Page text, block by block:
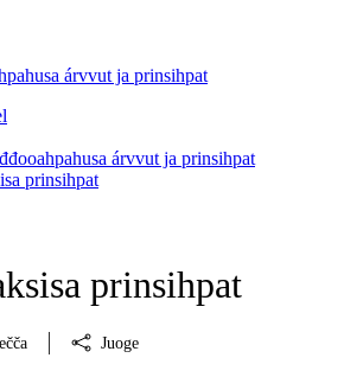
árvvut ja prinsihpat
árvvut ja prinsihpat
prinsihpat
prinsihpat
Juoge